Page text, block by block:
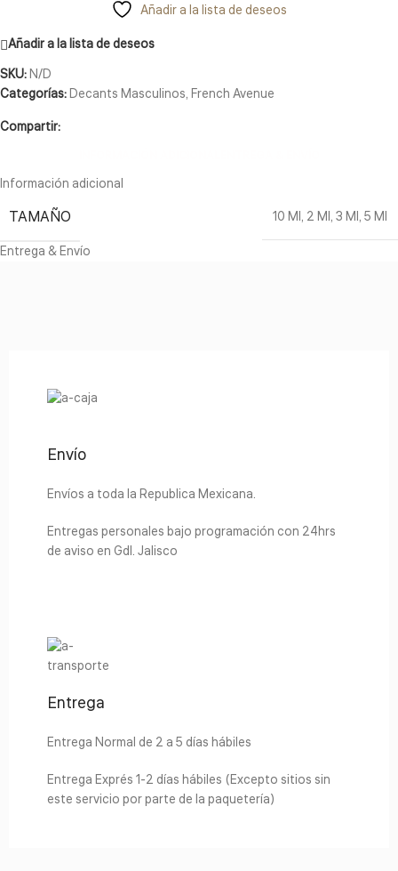
Añadir a la lista de deseos
Añadir a la lista de deseos
SKU:N/D
Categorías:Decants Masculinos, French Avenue
Compartir:
Información adicional
TAMAÑO 10 Ml, 2 Ml, 3 Ml, 5 Ml
Entrega & Envío
Envío
Envíos a toda la Republica Mexicana.
Entregas personales bajo programación con 24hrs
de aviso en Gdl. Jalisco
Entrega
Entrega Normal de 2 a 5 días hábiles
Entrega Exprés 1-2 días hábiles (Excepto sitios sin
este servicio por parte de la paquetería)